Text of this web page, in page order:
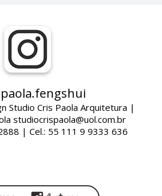
Studio Cris Paola Arquitetura |
studiocrispaola@uol.com.br
| Cel.: 55 111 9 9333 636